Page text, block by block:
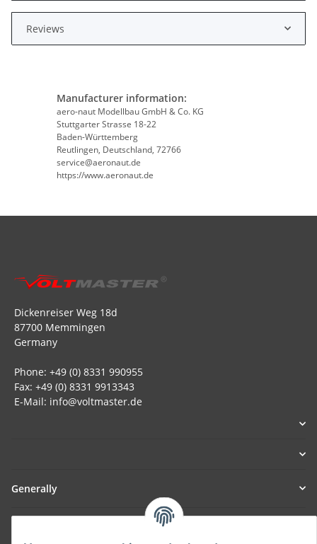
Reviews
Manufacturer information:
aero-naut Modellbau GmbH & Co. KG
Stuttgarter Strasse 18-22
Baden-Württemberg
Reutlingen, Deutschland, 72766
service@aeronaut.de
https://www.aeronaut.de
Dickenreiser Weg 18d
87700 Memmingen
Germany
Phone: +49 (0) 8331 990955
Fax: +49 (0) 8331 9913343
E-Mail: info@voltmaster.de
Generally